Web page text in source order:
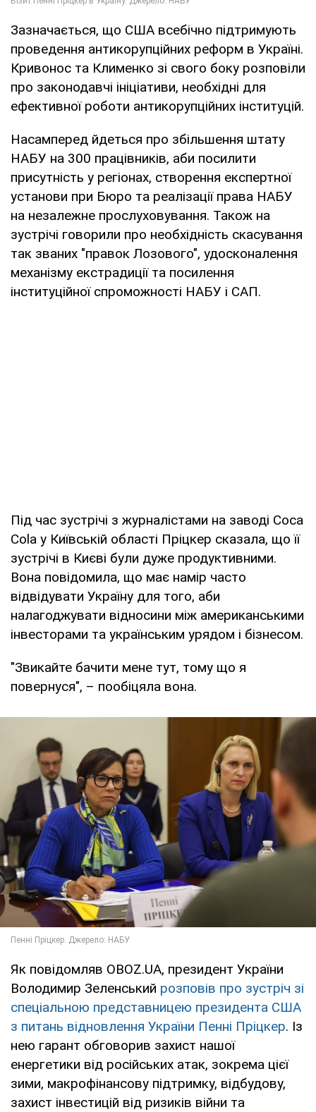
Зазначається, що США всебічно підтримують
проведення антикорупційних реформ в Україні.
Кривонос та Клименко зі свого боку розповіли
про законодавчі ініціативи, необхідні для
ефективної роботи антикорупційних інституцій.
Насамперед йдеться про збільшення штату
НАБУ на 300 працівників, аби посилити
присутність у регіонах, створення експертної
установи при Бюро та реалізації права НАБУ
на незалежне прослуховування. Також на
зустрічі говорили про необхідність скасування
так званих "правок Лозового", удосконалення
механізму екстрадиції та посилення
інституційної спроможності НАБУ і САП.
Під час зустрічі з журналістами на заводі Coca
Cola у Київській області Пріцкер сказала, що її
зустрічі в Києві були дуже продуктивними.
Вона повідомила, що має намір часто
відвідувати Україну для того, аби
налагоджувати відносини між американськими
інвесторами та українським урядом і бізнесом.
"Звикайте бачити мене тут, тому що я
повернуся", – пообіцяла вона.
Як повідомляв OBOZ.UA, президент України
Володимир Зеленський розповів про зустріч зі
спеціальною представницею президента США
з питань відновлення України Пенні Пріцкер. Із
нею гарант обговорив захист нашої
енергетики від російських атак, зокрема цієї
зими, макрофінансову підтримку, відбудову,
захист інвестицій від ризиків війни та